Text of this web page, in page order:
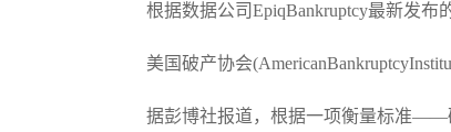
根据数据公司EpiqBankruptcy最新发布
美国破产协会
据彭博社报道，根据一项衡量标准——